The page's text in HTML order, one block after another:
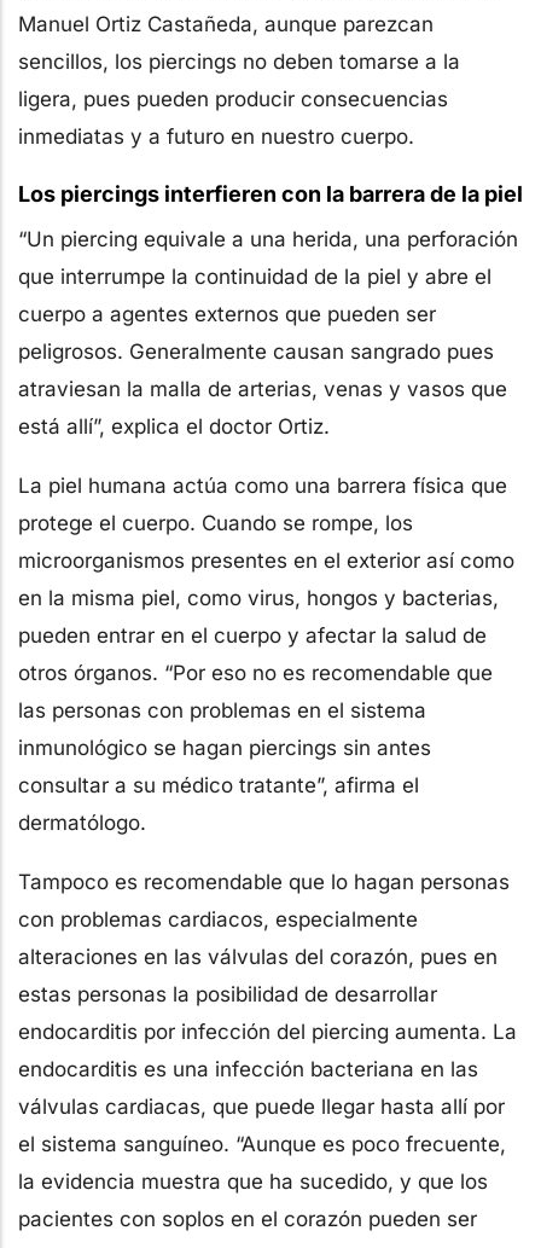
Manuel Ortiz Castañeda, aunque parezcan
sencillos, los piercings no deben tomarse a la
ligera, pues pueden producir consecuencias
inmediatas y a futuro en nuestro cuerpo.
Los piercings interfieren con la barrera de la piel
“Un piercing equivale a una herida, una perforación
que interrumpe la continuidad de la piel y abre el
cuerpo a agentes externos que pueden ser
peligrosos. Generalmente causan sangrado pues
atraviesan la malla de arterias, venas y vasos que
está allí”, explica el doctor Ortiz.
La piel humana actúa como una barrera física que
protege el cuerpo. Cuando se rompe, los
microorganismos presentes en el exterior así como
en la misma piel, como virus, hongos y bacterias,
pueden entrar en el cuerpo y afectar la salud de
otros órganos. “Por eso no es recomendable que
las personas con problemas en el sistema
inmunológico se hagan piercings sin antes
consultar a su médico tratante”, afirma el
dermatólogo.
Tampoco es recomendable que lo hagan personas
con problemas cardiacos, especialmente
alteraciones en las válvulas del corazón, pues en
estas personas la posibilidad de desarrollar
endocarditis por infección del piercing aumenta. La
endocarditis es una infección bacteriana en las
válvulas cardiacas, que puede llegar hasta allí por
el sistema sanguíneo. “Aunque es poco frecuente,
la evidencia muestra que ha sucedido, y que los
pacientes con soplos en el corazón pueden ser